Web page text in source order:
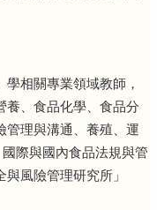
相關專業領域教師，
養、食品化學、食品分
管理與溝通、養殖、運
際與國內食品法規與管
風險管理研究所」